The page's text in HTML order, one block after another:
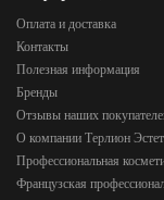
Оплата и доставка
Контакты
Полезная информация
Бренды
Отзывы наших
О компании Терлион
Профессиональная
Французская